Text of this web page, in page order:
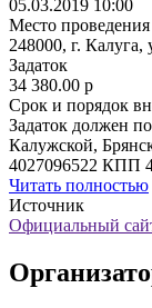
05.03.2019 10:00
Место проведения
248000, г. Калуга,
Задаток
34 380.00 p
Срок и порядок
Задаток должен
Калужской,
4027096522 КПП
Читать полностью
Источник
Официальный